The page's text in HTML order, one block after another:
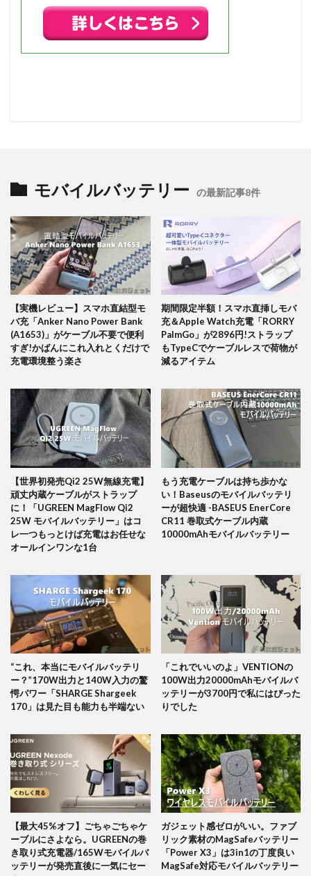
モバイルバッテリー の最新記事8件
【実機レビュー】スマホ直結型モ
バ充「Anker Nano Power Bank
(A1653)」がケーブル不要で便利
すぎ!かばんにこれ入れとくだけで
充電環境整う楽さ
期間限定半額！スマホ直挿しモバ
充＆Apple Watch充電「RORRY
PalmGo」が2896円!ストラップ
もTypeCでケーブルレスで荷物が
減るアイテム
【世界初発売Qi2 25W無線充電】
頑丈内蔵ケーブルがストラップ
に！「UGREEN MagFlow Qi2
25W モバイルバッテリー」はコ
レ一つもっとけば充電はお任せな
オールインワンな1台
もう充電ケーブルは持ち歩かな
い！Baseusのモバイルバッテリ
ーが超快適 -BASEUS EnerCore
CR11 巻取式ケーブル内蔵
10000mAhモバイルバッテリー
“これ、本当にモバイルバッテリ
ー？”170W出力と140W入力の驚
愕パワー「SHARGE Shargeek
170」は見た目も能力も半端ない
「これでいいのよ」VENTIONの
100W出力20000mAhモバイルバ
ッテリーが3700円で私にはぴった
りでした
【最大45%オフ】ごちゃごちゃケ
ーブルにさよなら。UGREENの巻
き取り式充電器/165Wモバイルバ
ッテリーが発売直後に一気にセー
ガジェット感ゼロがいい。ファブ
リック素材のMagSafeバッテリー
「Power X3」は3in1の丁度良い
MagSafe対応モバイルバッテリー